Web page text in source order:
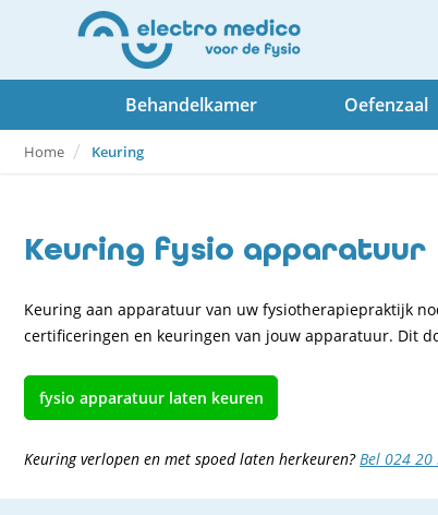
Behandelkamer Oefenzaal
Home Keuring
Keuring fysio apparatuur
Keuring aan apparatuur van uw fysiotherapiepraktijk
certificeringen en keuringen van jouw apparatuur. Dit
fysio apparatuur laten keuren
Keuring verlopen en met spoed laten herkeuren?Bel 024 20